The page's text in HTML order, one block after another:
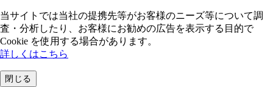
当サイトでは当社の提携先等がお客様のニーズ等について調
査・分析したり、お客様にお勧めの広告を表⽰する⽬的で
Cookie を使⽤する場合があります。
詳しくはこちら
閉じる